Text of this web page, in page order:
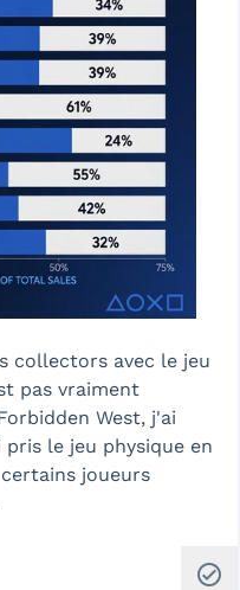
collectors avec le jeu
pas vraiment
West, j'ai
le jeu physique en
joueurs
check_circle